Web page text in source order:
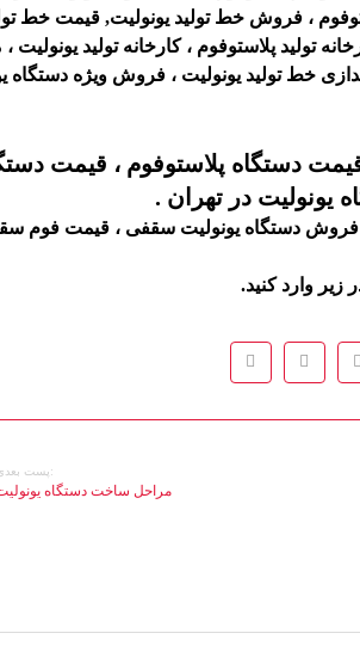
، فروش خط تولید یونولیت, قیمت خط
تولید پلاستوفوم ، کارخانه تولید یونولیت
خط تولید یونولیت ، فروش ویژه دستگاه
دستگاه پلاستوفوم ، قیمت
یونولیت در تهران .
فروش دستگاه یونولیت سقفی ، قیمت فوم
زیر وارد کنید.
:پست
مراحل ساخت دستگاه